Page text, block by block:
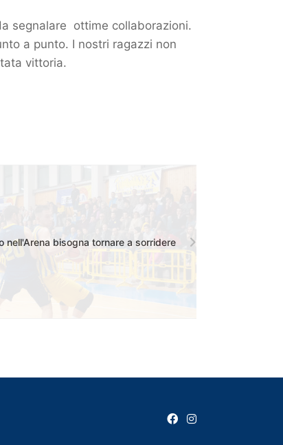
segnalare ottime collaborazioni.
a punto. I nostri ragazzi non
vittoria.
nell'Arena bisogna tornare a sorridere